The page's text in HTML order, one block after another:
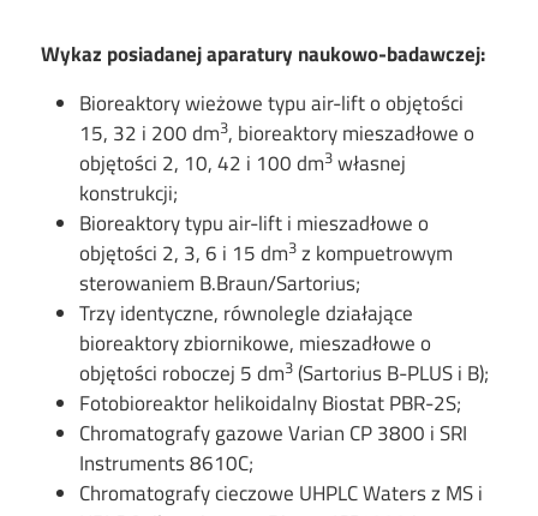
Wykaz posiadanej aparatury naukowo-badawczej:
Bioreaktory wieżowe typu air-lift o objętości
15, 32 i 200 dm3, bioreaktory mieszadłowe o
objętości 2, 10, 42 i 100 dm3 własnej
konstrukcji;
Bioreaktory typu air-lift i mieszadłowe o
objętości 2, 3, 6 i 15 dm3 z kompuetrowym
sterowaniem B.Braun/Sartorius;
Trzy identyczne, równolegle działające
bioreaktory zbiornikowe, mieszadłowe o
objętości roboczej 5 dm3 (Sartorius B-PLUS i B);
Fotobioreaktor helikoidalny Biostat PBR-2S;
Chromatografy gazowe Varian CP 3800 i SRI
Instruments 8610C;
Chromatografy cieczowe UHPLC Waters z MS i